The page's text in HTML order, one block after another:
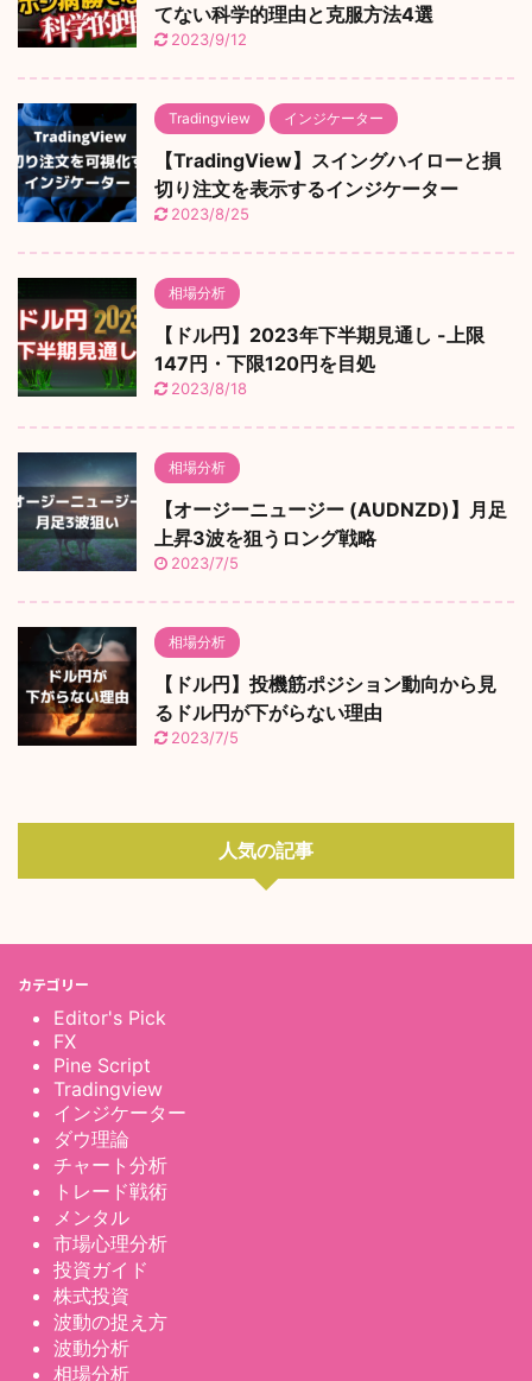
てない科学的理由と克服方法4選
2023/9/12
Tradingview インジケーター
【TradingView】スイングハイローと損
切り注文を表示するインジケーター
2023/8/25
相場分析
【ドル円】2023年下半期見通し -上限
147円・下限120円を目処
2023/8/18
相場分析
【オージーニュージー (AUDNZD)】月足
上昇3波を狙うロング戦略
2023/7/5
相場分析
【ドル円】投機筋ポジション動向から見
るドル円が下がらない理由
2023/7/5
人気の記事
カテゴリー
Editor's Pick
FX
Pine Script
Tradingview
インジケーター
ダウ理論
チャート分析
トレード戦術
メンタル
市場心理分析
投資ガイド
株式投資
波動の捉え方
波動分析
相場分析